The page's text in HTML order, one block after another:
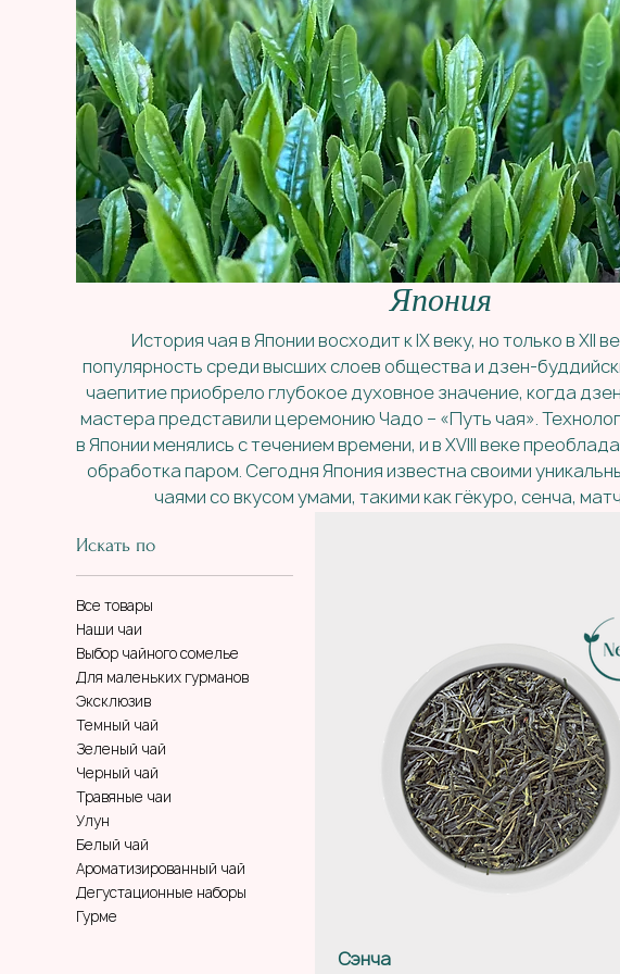
Япония
История чая в Японии восходит к IX веку, но только в XII
популярность среди высших слоев общества и дзен-
чаепитие приобрело глубокое духовное значение, когда
мастера представили церемонию Чадо – «Путь чая».
в Японии менялись с течением времени, и в XVIII веке
обработка паром. Сегодня Япония известна своими
чаями со вкусом умами, такими как гёкуро, сенча,
Искать по
Все товары
Наши чаи
Выбор чайного сомелье
Для маленьких гурманов
Эксклюзив
Темный чай
Зеленый чай
Черный чай
Травяные чаи
Улун
Белый чай
Ароматизированный чай
Дегустационные наборы
Гурме
Сэнча